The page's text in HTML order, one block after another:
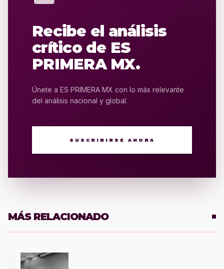
Recibe el análisis
crítico de ES
PRIMERA MX.
Únete a ES PRIMERA MX con lo más relevante
del análisis nacional y global.
SUSCRIBIRSE AHORA
MÁS RELACIONADO